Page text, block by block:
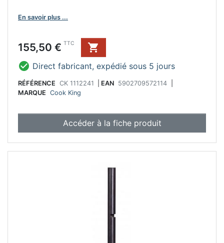
En savoir plus ...
Prix
155,50 € TTC

 Direct fabricant, expédié sous 5 jours
RÉFÉRENCE CK 1112241 EAN 5902709572114
MARQUE Cook King
Accéder à la fiche produit